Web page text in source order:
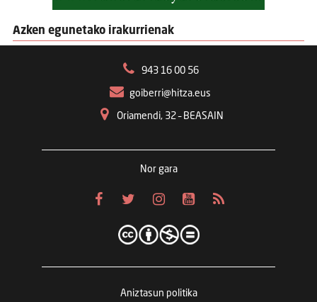
Azken egunetako irakurrienak
943 16 00 56
goiberri@hitza.eus
Oriamendi, 32 – BEASAIN
Nor gara
Aniztasun politika